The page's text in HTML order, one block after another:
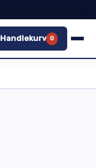
Handlekurv 0